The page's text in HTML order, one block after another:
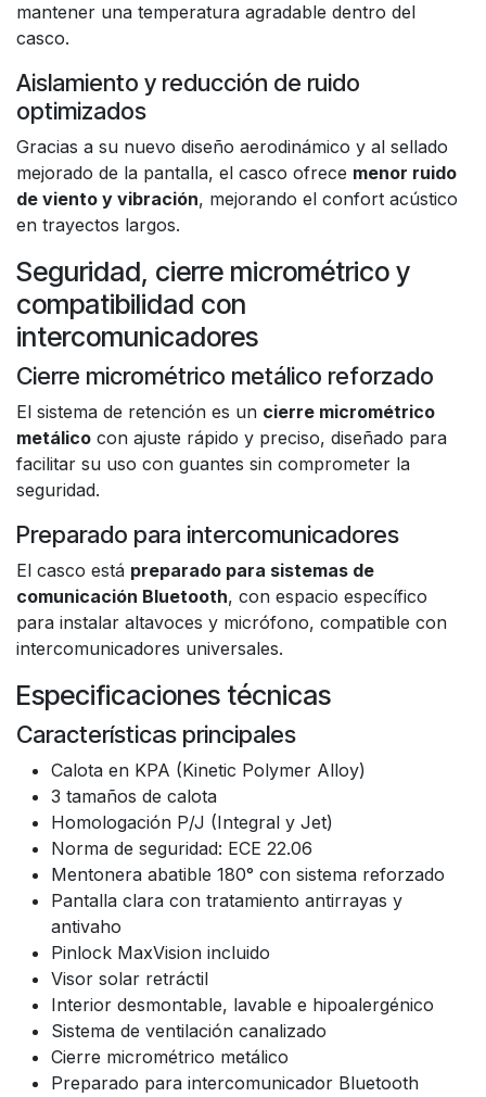
mantener una temperatura agradable dentro del
casco.
Aislamiento y reducción de ruido
optimizados
Gracias a su nuevo diseño aerodinámico y al sellado
mejorado de la pantalla, el casco ofrece menor ruido
de viento y vibración, mejorando el confort acústico
en trayectos largos.
Seguridad, cierre micrométrico y
compatibilidad con
intercomunicadores
Cierre micrométrico metálico reforzado
El sistema de retención es un cierre micrométrico
metálico con ajuste rápido y preciso, diseñado para
facilitar su uso con guantes sin comprometer la
seguridad.
Preparado para intercomunicadores
El casco está preparado para sistemas de
comunicación Bluetooth, con espacio específico
para instalar altavoces y micrófono, compatible con
intercomunicadores universales.
Especificaciones técnicas
Características principales
Calota en KPA (Kinetic Polymer Alloy)
3 tamaños de calota
Homologación P/J (Integral y Jet)
Norma de seguridad: ECE 22.06
Mentonera abatible 180° con sistema reforzado
Pantalla clara con tratamiento antirrayas y
antivaho
Pinlock MaxVision incluido
Visor solar retráctil
Interior desmontable, lavable e hipoalergénico
Sistema de ventilación canalizado
Cierre micrométrico metálico
Preparado para intercomunicador Bluetooth